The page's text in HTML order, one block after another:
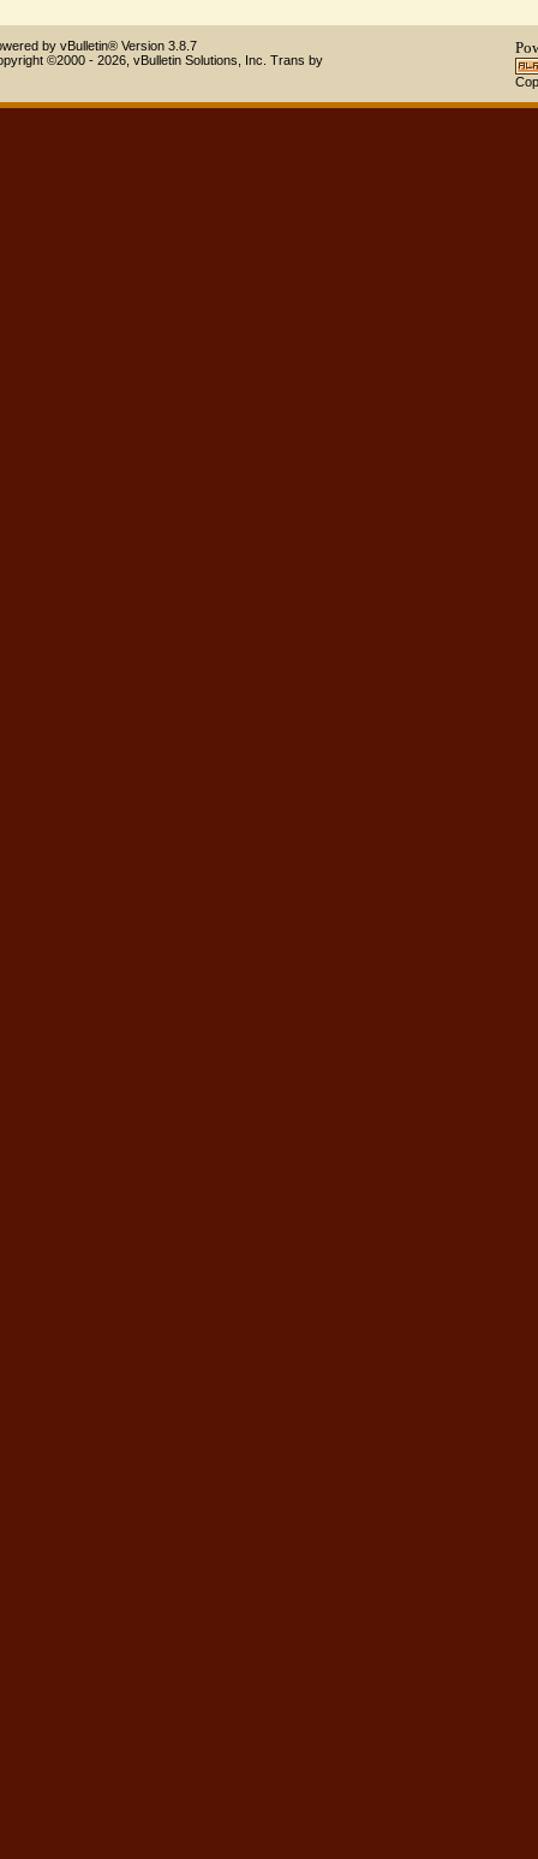
Powered by vBulletin® Version 3.8.7
Copyright ©2000 - 2026, vBulletin Solutions, Inc.Trans by